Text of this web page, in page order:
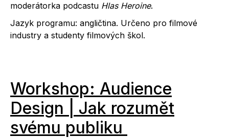
moderátorka podcastu Hlas Heroine.
Jazyk programu: angličtina. Určeno pro filmové
industry a studenty filmových škol.
Workshop: Audience
Design | Jak rozumět
svému publiku